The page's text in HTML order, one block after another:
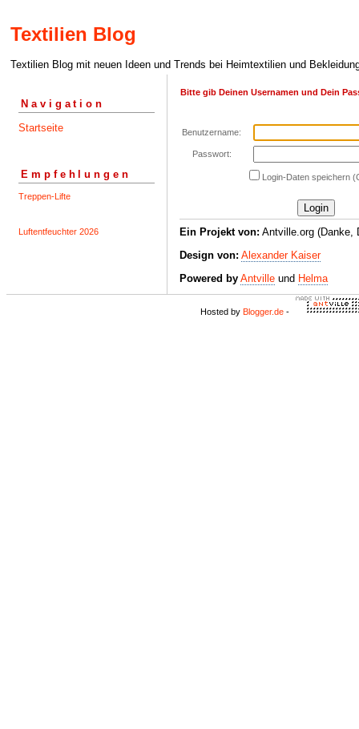
Textilien Blog
Textilien Blog mit neuen Ideen und Trends bei Heimtextilien und
Navigation
Startseite
Empfehlungen
Treppen-Lifte
Luftentfeuchter 2026
Bitte gib Deinen Usernamen und Dein
Benutzername:
Passwort:
Login-Daten speichern
Ein Projekt von: Antville.org (Danke,
Design von: Alexander Kaiser
Powered by Antville und Helma
Hosted by Blogger.de -